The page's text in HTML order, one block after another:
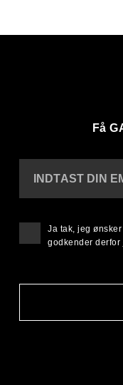
Få
INDTAST DIN
Ja tak, jeg
godkender derfor